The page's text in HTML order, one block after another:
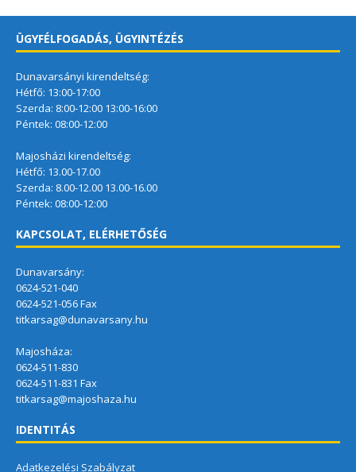
ÜGYFÉLFOGADÁS, ÜGYINTÉZÉS
Dunavarsányi kirendeltség:
Hétfő: 13:00-17:00
Szerda: 8:00-12:00 13:00-16:00
Péntek: 08:00-12:00
Majosházi kirendeltség:
Hétfő: 13.00-17.00
Szerda: 8.00-12.00 13.00-16.00
Péntek: 08:00-12:00
KAPCSOLAT, ELÉRHETŐSÉG
Dunavarsány:
0624-521-040
0624-521-056 Fax
titkarsag@dunavarsany.hu
Majosháza:
0624-511-830
0624-511-831 Fax
titkarsag@majoshaza.hu
IDENTITÁS
Adatkezelési Szabályzat